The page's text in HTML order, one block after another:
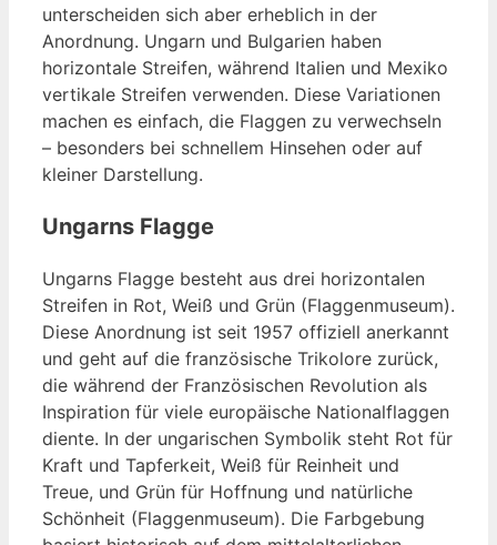
unterscheiden sich aber erheblich in der
Anordnung. Ungarn und Bulgarien haben
horizontale Streifen, während Italien und Mexiko
vertikale Streifen verwenden. Diese Variationen
machen es einfach, die Flaggen zu verwechseln
– besonders bei schnellem Hinsehen oder auf
kleiner Darstellung.
Ungarns Flagge
Ungarns Flagge besteht aus drei horizontalen
Streifen in Rot, Weiß und Grün (Flaggenmuseum).
Diese Anordnung ist seit 1957 offiziell anerkannt
und geht auf die französische Trikolore zurück,
die während der Französischen Revolution als
Inspiration für viele europäische Nationalflaggen
diente. In der ungarischen Symbolik steht Rot für
Kraft und Tapferkeit, Weiß für Reinheit und
Treue, und Grün für Hoffnung und natürliche
Schönheit (Flaggenmuseum). Die Farbgebung